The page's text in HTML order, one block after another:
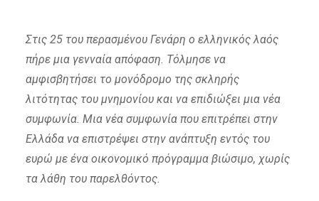
Στις 25 του περασμένου Γενάρη ο ελληνικός λαός
πήρε μια γενναία απόφαση. Τόλμησε να
αμφισβητήσει το μονόδρομο της σκληρής
λιτότητας του μνημονίου και να επιδιώξει μια νέα
συμφωνία. Μια νέα συμφωνία που επιτρέπει στην
Ελλάδα να επιστρέψει στην ανάπτυξη εντός του
ευρώ με ένα οικονομικό πρόγραμμα βιώσιμο, χωρίς
τα λάθη του παρελθόντος.